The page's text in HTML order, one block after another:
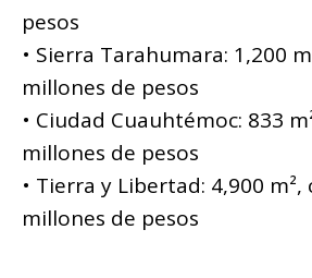
pesos
• Sierra Tarahumara: 1,200
millones de pesos
• Ciudad Cuauhtémoc: 833
millones de pesos
• Tierra y Libertad: 4,900 m²,
millones de pesos